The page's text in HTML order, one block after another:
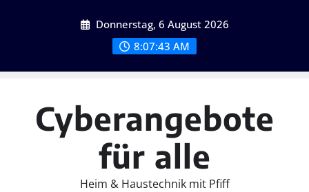
Donnerstag, 6 August 2026
8:07:44 AM
Cyberangebote
für alle
Heim & Haustechnik mit Pfiff